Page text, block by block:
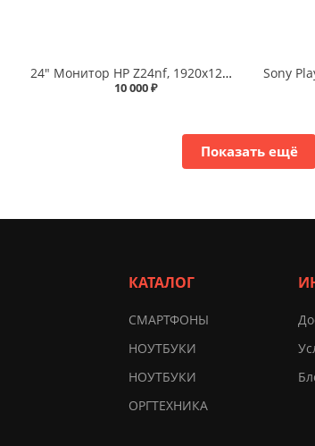
24" Монитор HP Z24nf, 1920x1200, 60 Гц, IPS
10 000 ₽
Показать ещё
КАТАЛОГ
СМАРТФОНЫ
НОУТБУКИ
НОУТБУКИ
ОРГТЕХНИКА